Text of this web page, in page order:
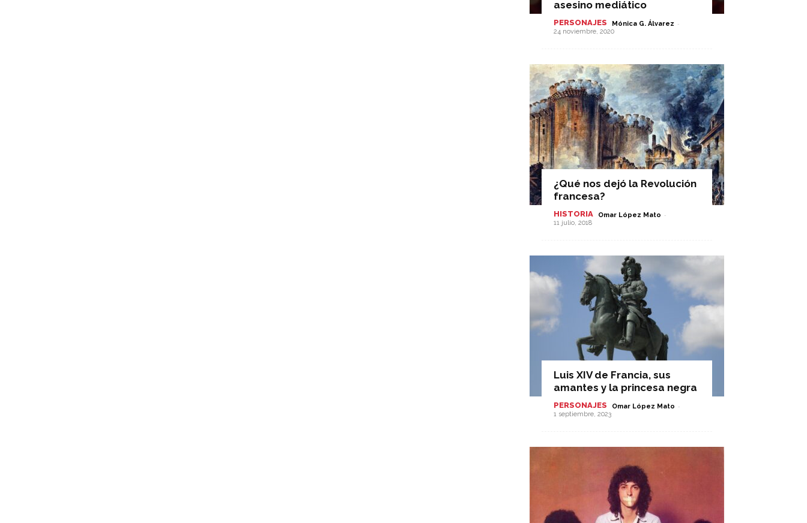
asesino mediático
PERSONAJES Mónica G. Álvarez -
24 noviembre, 2020
¿Qué nos dejó la Revolución
francesa?
HISTORIA Omar López Mato -
11 julio, 2018
Luis XIV de Francia, sus
amantes y la princesa negra
PERSONAJES Omar López Mato -
1 septiembre, 2023